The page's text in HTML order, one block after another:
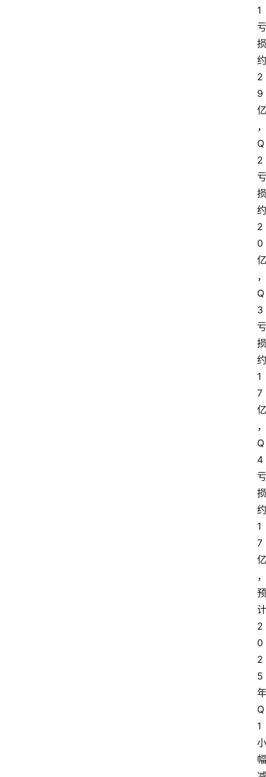
1
亏
损
约
2
9
亿
，
Q
2
亏
损
约
2
0
亿
，
Q
3
亏
损
约
1
7
亿
，
Q
4
亏
损
约
1
7
亿
，
预
计
2
0
2
5
年
Q
1
小
幅